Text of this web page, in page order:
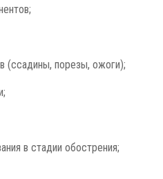
(ссадины, порезы, ожоги);
в стадии обострения;